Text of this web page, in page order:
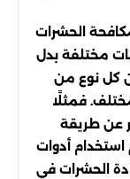
الحشرات
مختلفة بدل
كل نوع من
فمثلًا
عن طريقة
استخدام أدوات
الحشرات في